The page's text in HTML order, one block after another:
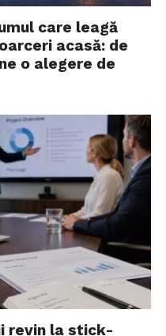
care leagă
acasă: de
o alegere de
revin la stick-